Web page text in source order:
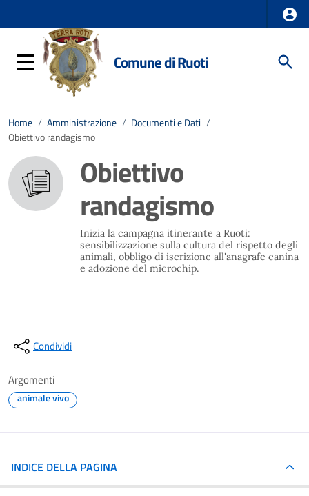
Comune di Ruoti
Home / Amministrazione / Documenti e Dati /
Obiettivo randagismo
Obiettivo
randagismo
Inizia la campagna itinerante a Ruoti:
sensibilizzazione sulla cultura del rispetto degli
animali, obbligo di iscrizione all'anagrafe canina
e adozione del microchip.
Condividi
Argomenti
animale vivo
INDICE DELLA PAGINA